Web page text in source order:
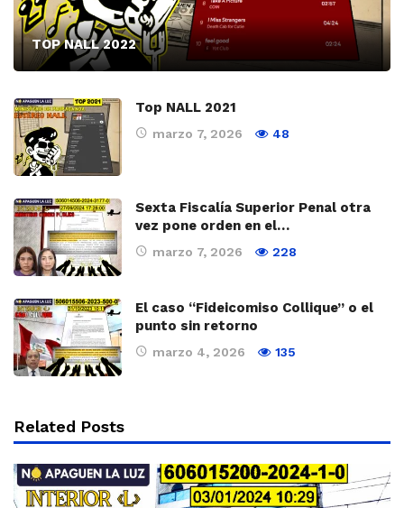
TOP NALL 2022
Top NALL 2021
marzo 7, 2026 48
Sexta Fiscalía Superior Penal otra
vez pone orden en el…
marzo 7, 2026 228
El caso “Fideicomiso Collique” o el
punto sin retorno
marzo 4, 2026 135
Related Posts